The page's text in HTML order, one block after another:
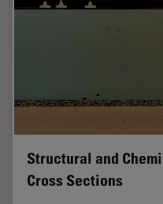
Structural and
Cross Sections